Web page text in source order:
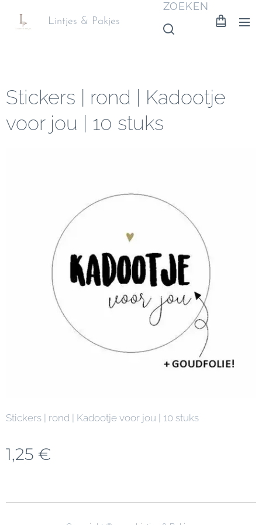
Lintjes & Pakjes
ZOEKEN
Stickers | rond | Kadootje
voor jou | 10 stuks
Stickers | rond | Kadootje voor jou | 10 stuks
1,25 €